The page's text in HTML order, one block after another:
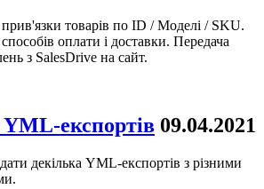
товарів по ID / Моделі / SKU.
оплати і доставки. Передача
з SalesDrive на сайт.
експортів 09.04.2021
декілька YML-експортів з різними